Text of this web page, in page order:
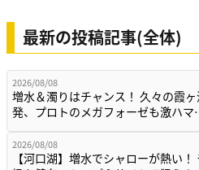
最新の投稿記事(全体)
2026/08/08
増水＆濁りはチャンス！ 久々の霞
発、プロトのメガフォーゼも激ハ
2026/08/08
【河口湖】増水でシャローが熱い！